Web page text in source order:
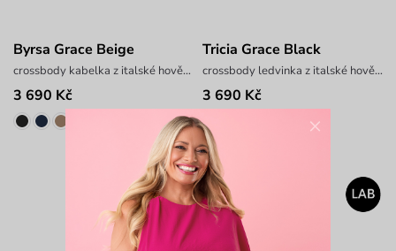
Byrsa Grace Beige
crossbody kabelka z italské hovězí kůže
3 690 Kč
Tricia Grace Black
crossbody ledvinka z italské hovězí kůže
3 690 Kč
×